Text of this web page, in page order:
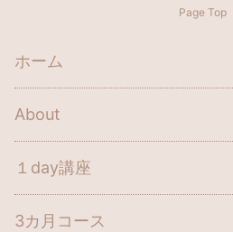
Page Top
ホーム
About
１day講座
3カ月コース